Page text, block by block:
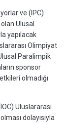
ve (IPC)
Ulusal
yapılacak
Olimpiyat
Paralimpik
sponsor
olmadığı
Uluslararası
dolayısıyla